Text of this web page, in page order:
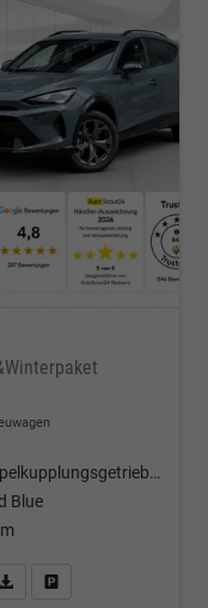
Doppelkupplungsgetriebe (DSG)
Blue
& Angebot anfordern
PDF-Datei, Fahrzeugexposé